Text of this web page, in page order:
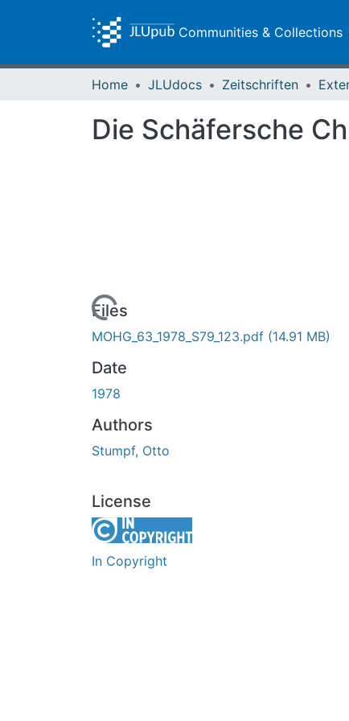
Communities & Collections
Home JLUdocs Zeitschriften
Die Schäfersche
Loading...
Files
MOHG_63_1978_S79_123.pdf (14.91 MB)
Date
1978
Authors
Stumpf, Otto
License
In Copyright